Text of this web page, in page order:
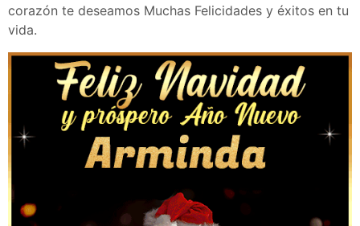
corazón te deseamos Muchas Felicidades y éxitos en tu
vida.